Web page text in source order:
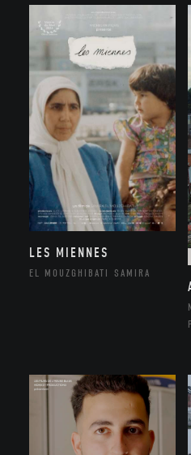
LES MIENNES
EL MOUZGHIBATI SAMIRA